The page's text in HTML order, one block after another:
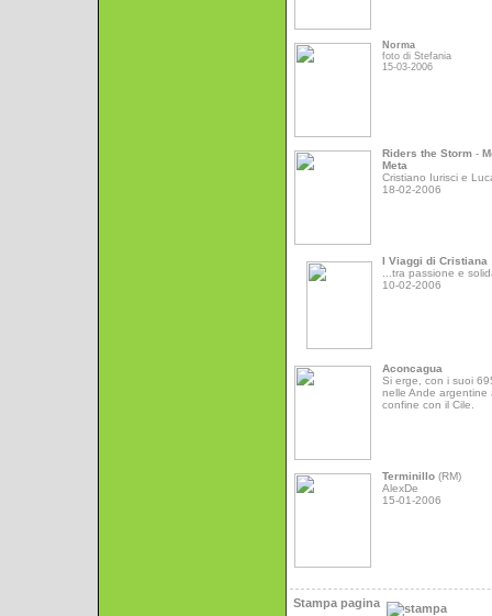
Norma
foto di Stefania
15-03-2006
Riders the Storm -
Meta
Cristiano Iurisci e
18-02-2006
I Viaggi di Cristiana
...tra passione e
10-02-2006
Aconcagua
Si erge, con i suoi
nelle Ande argentine
confine con il Cile.
Terminillo (RM)
AlexDe
15-01-2006
Stampa pagina